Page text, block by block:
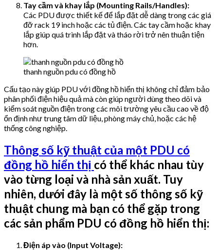
Tay cầm và khay lắp (Mounting Rails/Handles):
Các PDU được thiết kế để lắp đặt dễ dàng trong các giá
đỡ rack 19 inch hoặc các tủ điện. Các tay cầm hoặc khay
lắp giúp quá trình lắp đặt và tháo rời trở nên thuận tiện
hơn.
thanh nguồn pdu có đồng hồ
Cấu tạo này giúp PDU với đồng hồ hiển thị không chỉ đảm bảo
phân phối điện hiệu quả mà còn giúp người dùng theo dõi và
kiểm soát nguồn điện trong các môi trường yêu cầu cao về độ
ổn định như trung tâm dữ liệu, phòng máy chủ, hoặc các hệ
thống công nghiệp.
Thông số kỹ thuật của một PDU có
đồng hồ hiển thị có thể khác nhau tùy
vào từng loại và nhà sản xuất. Tuy
nhiên, dưới đây là một số thông số kỹ
thuật chung mà bạn có thể gặp trong
các sản phẩm PDU có đồng hồ hiển thị:
Điện áp vào (Input Voltage):